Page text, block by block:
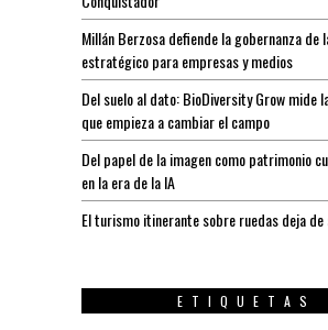
Millán Berzosa defiende la gobernanza de
estratégico para empresas y medios
Del suelo al dato: BioDiversity Grow mide
que empieza a cambiar el campo
Del papel de la imagen como patrimonio
en la era de la IA
El turismo itinerante sobre ruedas deja de
ETIQUETAS